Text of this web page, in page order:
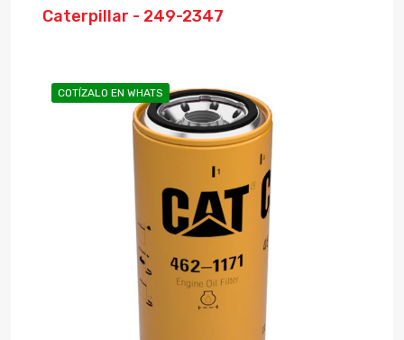
Caterpillar - 249-2347
COTÍZALO EN WHATS